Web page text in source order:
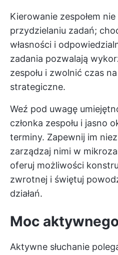
Kierowanie zespołem
przydzielaniu zadań;
własności i
zadania pozwalają
zespołu i zwolnić czas
strategiczne.
Weź pod uwagę
członka zespołu i jasno
terminy. Zapewnij im
zarządzaj nimi w
oferuj możliwości
zwrotnej i świętuj
działań.
Moc
Aktywne słuchanie